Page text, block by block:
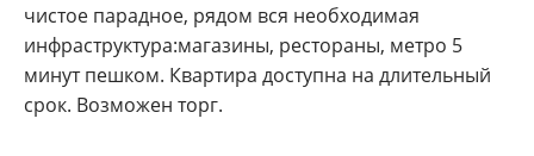
чистое парадное, рядом вся необходимая
инфраструктура:магазины, рестораны, метро 5
минут пешком. Квартира доступна на длительный
срок. Возможен торг.